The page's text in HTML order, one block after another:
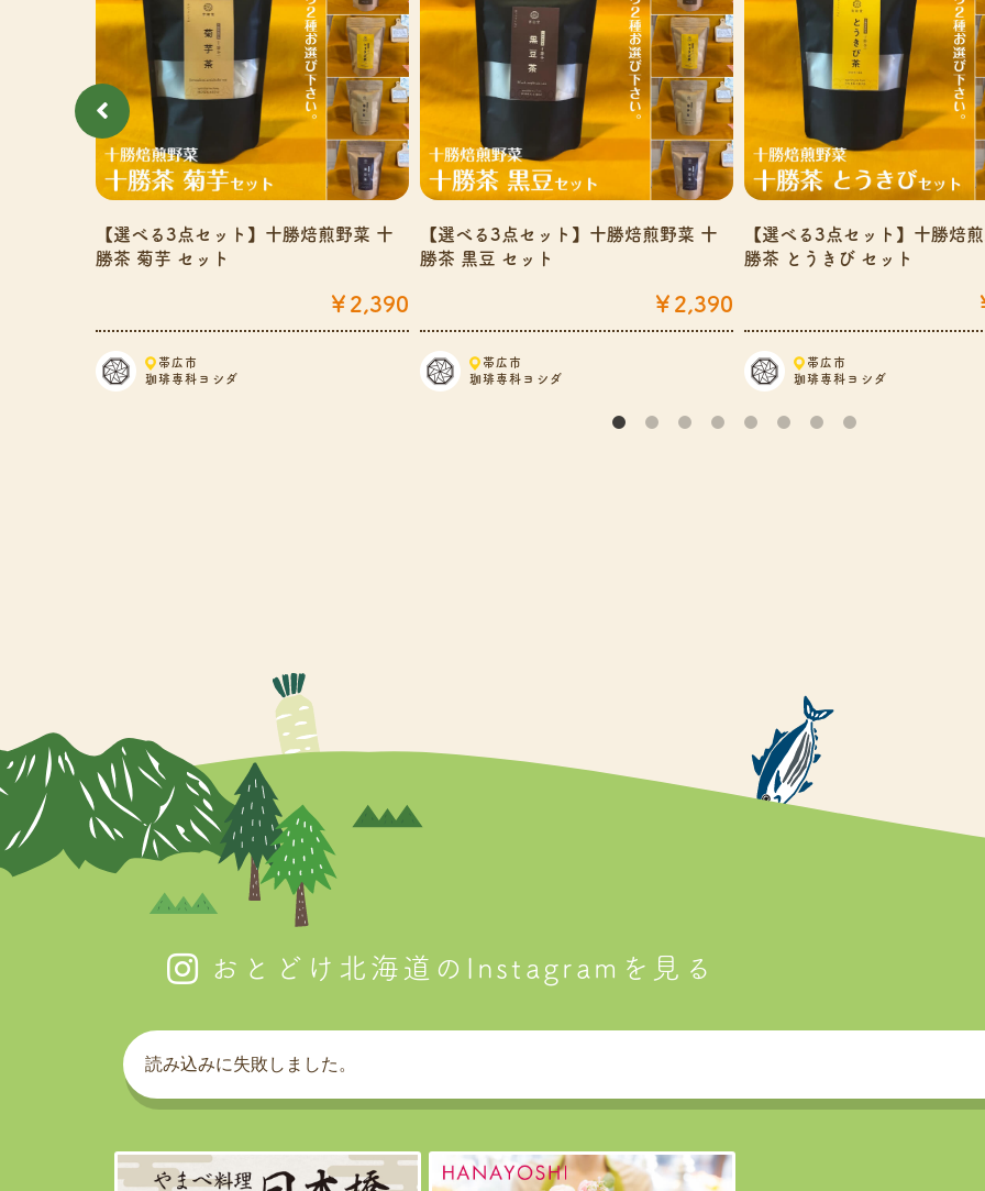
【選べる3点セット】十勝焙煎野菜 十
勝茶 菊芋 セット
￥2,390
帯広市
珈琲専科ヨシダ
【選べる3点セット】十勝焙煎野菜 十
勝茶 黒豆 セット
￥2,390
帯広市
珈琲専科ヨシダ
【選べる3点セット】十勝焙
勝茶 とうきび セット
帯広市
珈琲専科ヨシダ
おとどけ北海道のInstagramを見る
読み込みに失敗しました。